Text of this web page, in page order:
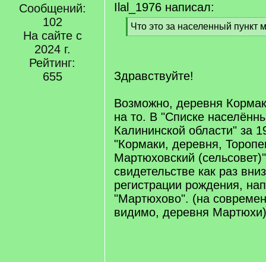
Сообщений:
102
На сайте с
2024 г.
Рейтинг:
655
Ilal_1976 написал:
[
q
Что это за населенный пункт
[
Здравствуйте!
Возможно, деревня
на то. В "Списке
Калининской области" за
"Кормаки, деревня,
Мартюховский
свидетельстве как раз
регистрации рождения,
"Мартюхово". (на
видимо, деревня Мартюхи)